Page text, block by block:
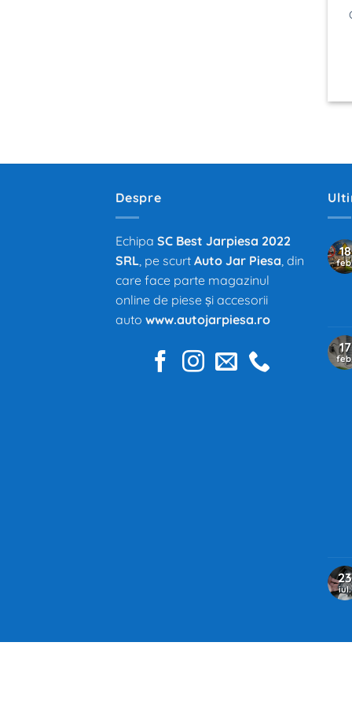
Despre
Echipa SC Best Jarpiesa 2022
SRL , pe scurt Auto Jar Piesa , din
care face parte magazinul
online de piese și accesorii
auto www.autojarpiesa.ro
18
17
23
iul.